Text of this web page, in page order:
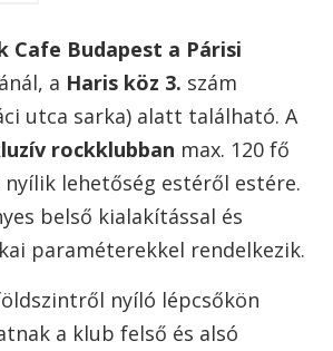
Cafe Budapest a Párisi
a Haris köz 3. szám
utca sarka) alatt található. A
rockklubban max. 120 fő
nyílik lehetőség estéről estére.
belső kialakítással és
paraméterekkel rendelkezik.
nyíló lépcsőkön
a klub felső és alsó